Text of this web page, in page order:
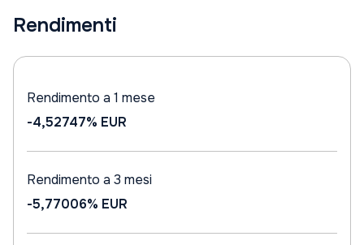
Rendimenti
Rendimento a 1 mese
-4,52747% EUR
Rendimento a 3 mesi
-5,77006% EUR